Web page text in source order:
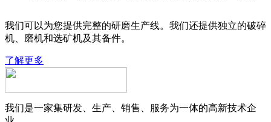
我们可以为您提供完整的研磨生产线。我们还提供独立的破碎
机、磨机和选矿机及其备件。
了解更多
我们是一家集研发、生产、销售、服务为一体的高新技术企